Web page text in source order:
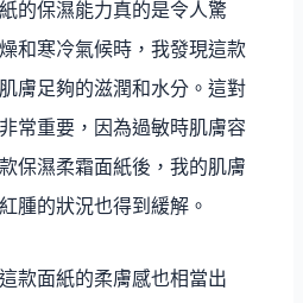
的保濕能力真的是令人驚
和寒冷氣候時，我發現這款
膚足夠的滋潤和水分。這對
常重要，因為過敏時肌膚容
保濕柔霜面紙後，我的肌膚
腫的狀況也得到緩解。
款面紙的柔膚感也相當出